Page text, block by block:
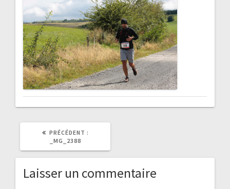
l’article
PRÉCÉDENT :
_MG_2388
Laisser un commentaire